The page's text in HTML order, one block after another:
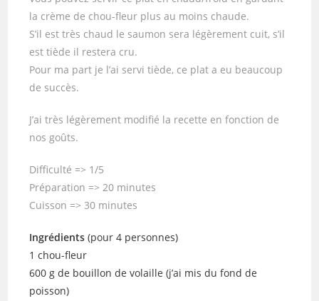
la crème de chou-fleur plus au moins chaude.
S’il est très chaud le saumon sera légèrement cuit, s’il
est tiède il restera cru.
Pour ma part je l’ai servi tiède, ce plat a eu beaucoup
de succès.
J’ai très légèrement modifié la recette en fonction de
nos goûts.
Difficulté => 1/5
Préparation => 20 minutes
Cuisson => 30 minutes
Ingrédients (pour 4 personnes)
1 chou-fleur
600 g de bouillon de volaille (j’ai mis du fond de
poisson)